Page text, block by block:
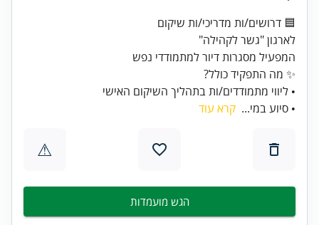
• ליווי מתמודדים/ות בתהליך השיקום האישי
• סיוע במי... קרא עוד
⚠
הגש מועמדות